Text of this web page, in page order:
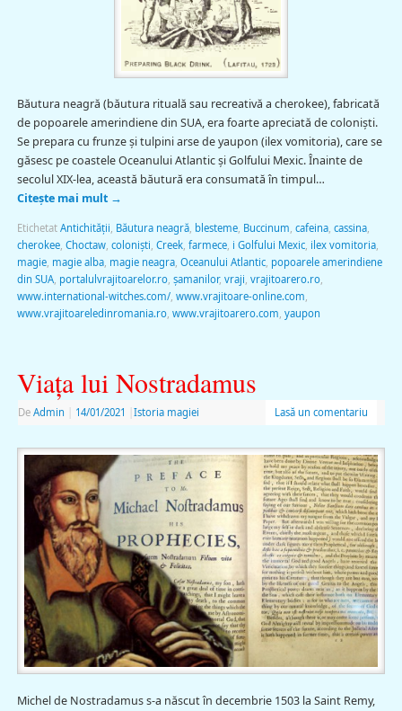
Băutura neagră (băutura rituală sau recreativă a cherokee), fabricată
de popoarele amerindiene din SUA, era foarte apreciată de coloniști.
Se prepara cu frunze și tulpini arse de yaupon (ilex vomitoria), care se
găsesc pe coastele Oceanului Atlantic și Golfului Mexic. Înainte de
secolul XIX-lea, această băutură era consumată în timpul…
Citește mai mult →
Etichetat Antichităţii Băutura neagră, blesteme, Buccinum cafeina, cassina,
cherokee, Choctaw, coloniști Creek, farmece, i Golfului Mexic, ilex vomitoria,
magie, magie alba, magie neagra, Oceanului Atlantic, popoarele amerindiene
din SUA, portalulvrajitoarelor.ro, şamanilor, vraji vrajitoarero.ro,
www.international-witches.com/, www.vrajitoare-online.com
www.vrajitoareledinromania.ro, www.vrajitoarero.com yaupon
Viaţa lui Nostradamus
De Admin 14/01/2021 Istoria magiei Lasă un comentariu
Michel de Nostradamus s-a născut în decembrie 1503 la Saint Remy,